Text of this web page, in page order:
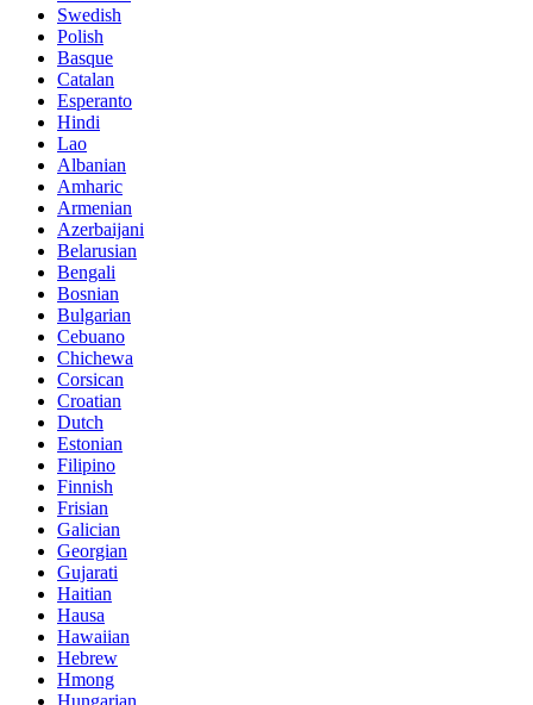
Swedish
Polish
Basque
Catalan
Esperanto
Hindi
Lao
Albanian
Amharic
Armenian
Azerbaijani
Belarusian
Bengali
Bosnian
Bulgarian
Cebuano
Chichewa
Corsican
Croatian
Dutch
Estonian
Filipino
Finnish
Frisian
Galician
Georgian
Gujarati
Haitian
Hausa
Hawaiian
Hebrew
Hmong